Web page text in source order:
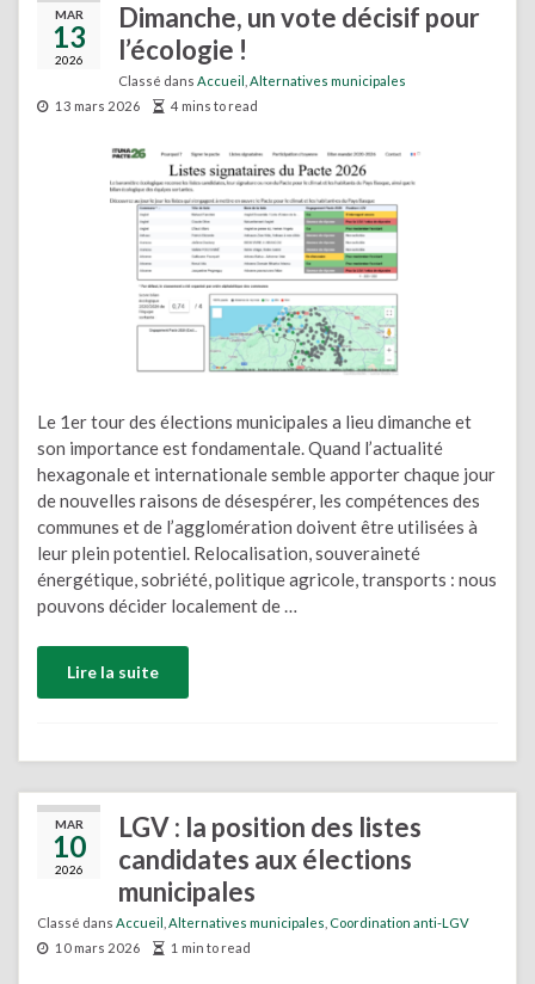
MAR
13
2026
Dimanche, un vote décisif pour
l’écologie !
Classé dans Accueil Alternatives municipales
13 mars 2026
4 mins to read
Le 1er tour des élections municipales a lieu dimanche et
son importance est fondamentale. Quand l’actualité
hexagonale et internationale semble apporter chaque jour
de nouvelles raisons de désespérer, les compétences des
communes et de l’agglomération doivent être utilisées à
leur plein potentiel. Relocalisation, souveraineté
énergétique, sobriété, politique agricole, transports : nous
pouvons décider localement de …
Lire la suite
MAR
10
2026
LGV : la position des listes
candidates aux élections
municipales
Classé dans Accueil Alternatives municipales Coordination anti-LGV
10 mars 2026
1 min to read